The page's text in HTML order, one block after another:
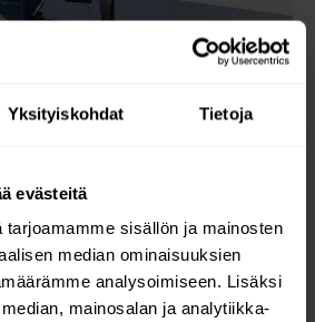
Yksityiskohdat Tietoja
evästeitä
tarjoamamme sisällön ja mainosten
median ominaisuuksien
analysoimiseen. Lisäksi
mainosalan ja analytiikka-
ja jonka avulla saat asiat
Mutta mitä
saat, kun tulet